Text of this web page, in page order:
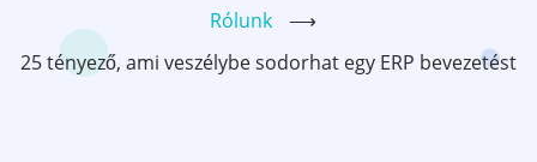
Rólunk
⟶
25 tényező, ami veszélybe sodorhat egy ERP bevezetést